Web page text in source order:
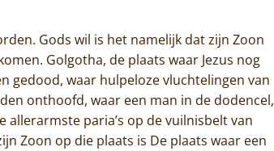
Gods wil is het namelijk dat zijn Zoon
Golgotha, de plaats waar Jezus nog
gedood, waar hulpeloze vluchtelingen van
onthoofd, waar een man in de dodencel,
allerarmste paria’s op de vuilnisbelt van
Zoon op die plaats is De plaats waar een